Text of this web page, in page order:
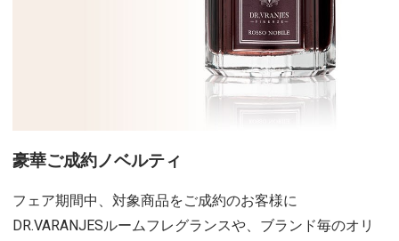
豪華ご成約ノベルティ
フェア期間中、対象商品をご成約のお客様に
DR.VARANJESルームフレグランスや、ブランド毎のオリ